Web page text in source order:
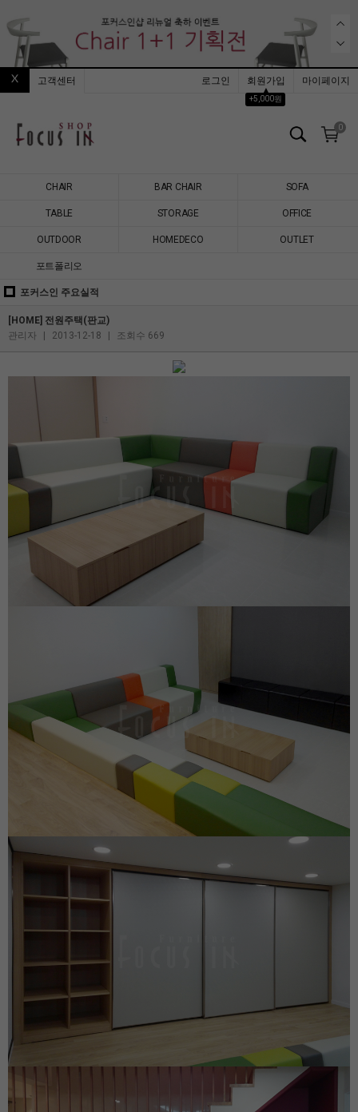
고객센터 로그인
회원가입
▲
+5,000원
마이페이지
0
CHAIR BAR CHAIR SOFA
TABLE STORAGE OFFICE
OUTDOOR HOMEDECO OUTLET
포트폴리오
포커스인 주요실적
[HOME] 전원주택(판교)
관리자
2013-12-18 조회수 669